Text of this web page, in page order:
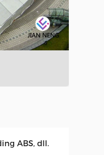
ABS, dll.